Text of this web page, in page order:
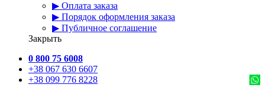
▶ Оплата заказа
▶ Порядок оформления заказа
▶ Публичное соглашение
Закрыть
0 800 75 6008
+38 067 630 6607
+38 099 776 8228